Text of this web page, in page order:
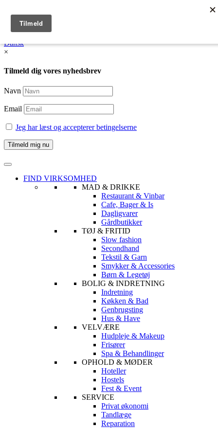
Dansk /
English
Dansk
×
Tilmeld dig vores nyhedsbrev
Navn
Email
Jeg har læst og accepterer betingelserne
FIND VIRKSOMHED
MAD & DRIKKE
Restaurant & Vinbar
Cafe, Bager & Is
Dagligvarer
Gårdbutikker
TØJ & FRITID
Slow fashion
Secondhand
Tekstil & Garn
Smykker & Accessories
Børn & Legetøj
BOLIG & INDRETNING
Indretning
Køkken & Bad
Genbrugsting
Hus & Have
VELVÆRE
Hudpleje & Makeup
Frisører
Spa & Behandlinger
OPHOLD & MØDER
Hoteller
Hostels
Fest & Event
SERVICE
Privat økonomi
Tandlæge
Reparation